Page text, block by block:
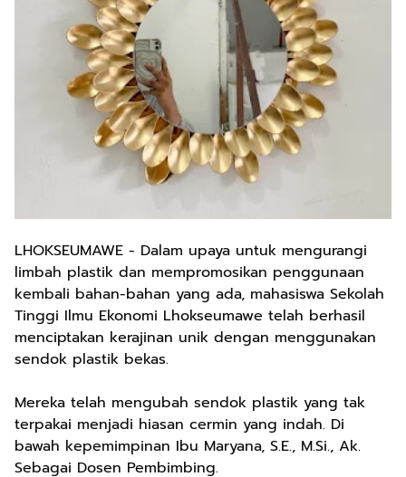
LHOKSEUMAWE - Dalam upaya untuk mengurangi
limbah plastik dan mempromosikan penggunaan
kembali bahan-bahan yang ada, mahasiswa Sekolah
Tinggi Ilmu Ekonomi Lhokseumawe telah berhasil
menciptakan kerajinan unik dengan menggunakan
sendok plastik bekas.
Mereka telah mengubah sendok plastik yang tak
terpakai menjadi hiasan cermin yang indah. Di
bawah kepemimpinan Ibu Maryana, S.E., M.Si., Ak.
Sebagai Dosen Pembimbing.